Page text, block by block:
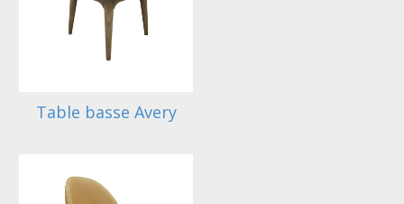
Table basse Avery